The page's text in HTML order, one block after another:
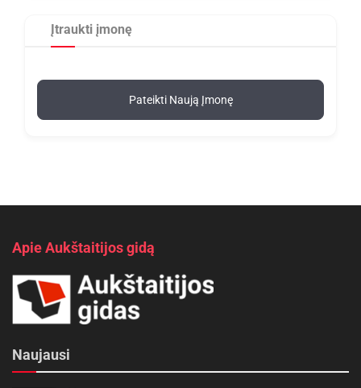
Įtraukti įmonę
Pateikti Naują Įmonę
Apie Aukštaitijos gidą
Naujausi